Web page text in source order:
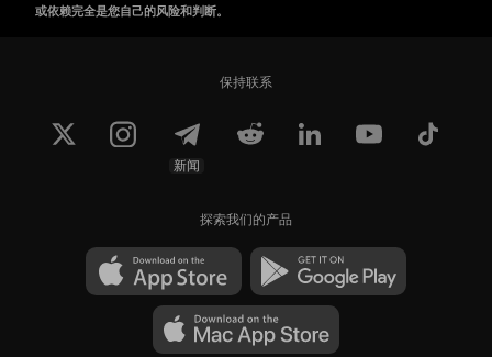
或依赖完全是您自己的风险和判断。
保持联系
新闻
探索我们的产品